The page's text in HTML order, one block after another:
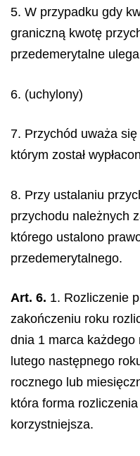
5. W przypadku gdy
graniczną kwotę
przedemerytalne
6. (uchylony)
7. Przychód uważa
którym został
8. Przy ustalaniu
przychodu należnych
którego ustalono
przedemerytalnego.
Art. 6. 1. Rozliczenie
zakończeniu roku
dnia 1 marca
lutego następnego
rocznego lub
która forma
korzystniejsza.